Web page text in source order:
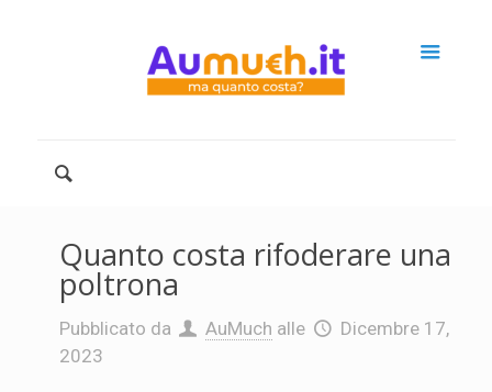
Quanto costa rifoderare una
poltrona
Pubblicato da AuMuch alle
Dicembre 17,
2023